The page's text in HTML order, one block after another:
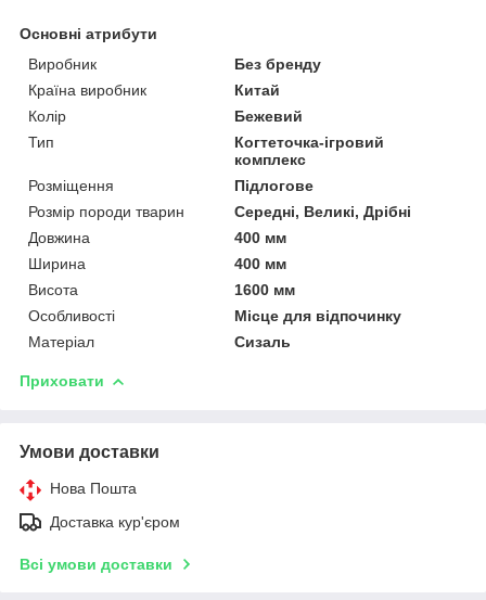
Основні атрибути
Виробник
Без бренду
Країна виробник
Китай
Колір
Бежевий
Тип
Когтеточка-ігровий
комплекс
Розміщення
Підлогове
Розмір породи тварин
Середні, Великі, Дрібні
Довжина
400 мм
Ширина
400 мм
Висота
1600 мм
Особливості
Місце для відпочинку
Матеріал
Сизаль
Приховати
Умови доставки
Нова Пошта
Доставка кур'єром
Всі умови доставки